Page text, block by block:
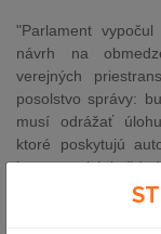
"Parlament
návrh na
verejných
posolstvo správy:
musí odrážať
ktoré poskytujú
istotu pre ich
informáciám,"